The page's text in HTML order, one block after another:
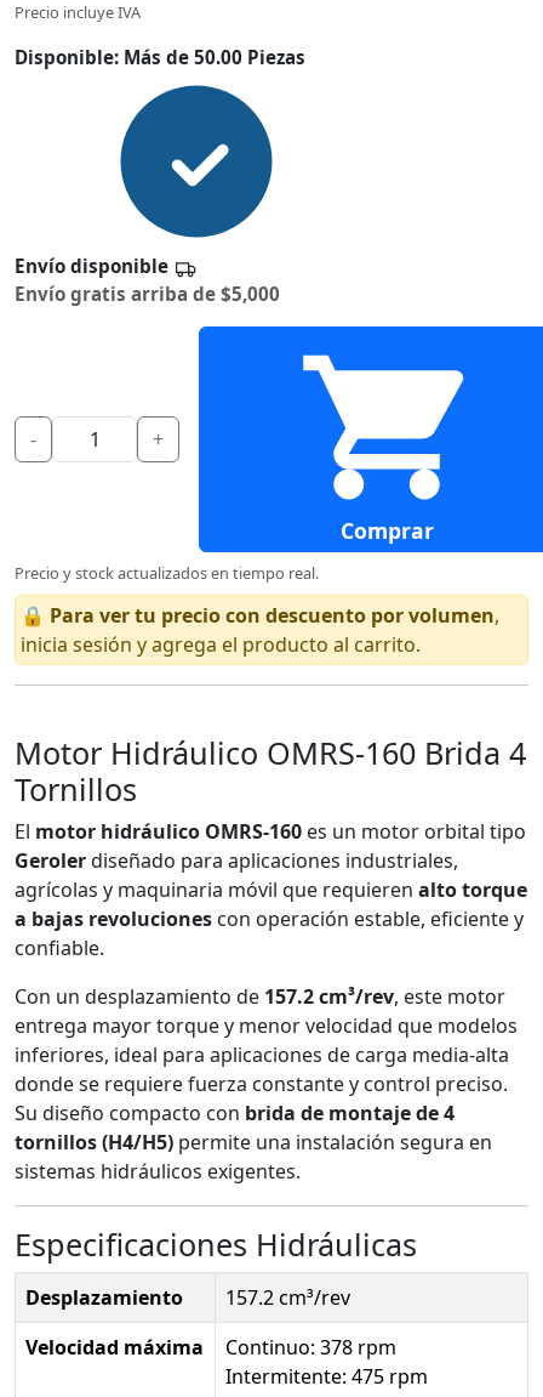
Precio incluye IVA
Disponible: Más de 50.00 Piezas
Envío disponible
Envío gratis arriba de $5,000
- +
Comprar
Precio y stock actualizados en tiempo real.
🔒 Para ver tu precio con descuento por volumen,
inicia sesión y agrega el producto al carrito.
Motor Hidráulico OMRS-160 Brida 4
Tornillos
El motor hidráulico OMRS-160 es un motor orbital tipo
Gerolerdiseñado para aplicaciones industriales,
agrícolas y maquinaria móvil que requieren alto torque
a bajas revoluciones con operación estable, eficiente y
confiable.
Con un desplazamiento de 157.2 cm³/rev, este motor
entrega mayor torque y menor velocidad que modelos
inferiores, ideal para aplicaciones de carga media-alta
donde se requiere fuerza constante y control preciso.
Su diseño compacto con brida de montaje de 4
tornillos (H4/H5) permite una instalación segura en
sistemas hidráulicos exigentes.
Especificaciones Hidráulicas
Desplazamiento
157.2 cm³/rev
Velocidad máxima
Continuo: 378 rpm
Intermitente: 475 rpm